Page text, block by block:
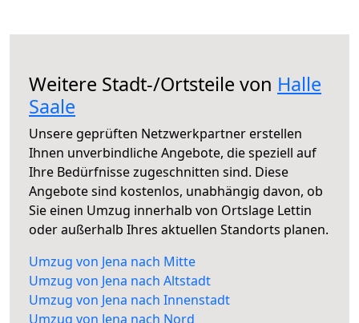
Weitere Stadt-/Ortsteile von Halle
Saale
Unsere geprüften Netzwerkpartner erstellen
Ihnen unverbindliche Angebote, die speziell auf
Ihre Bedürfnisse zugeschnitten sind. Diese
Angebote sind kostenlos, unabhängig davon, ob
Sie einen Umzug innerhalb von Ortslage Lettin
oder außerhalb Ihres aktuellen Standorts planen.
Umzug von Jena nach Mitte
Umzug von Jena nach Altstadt
Umzug von Jena nach Innenstadt
Umzug von Jena nach Nord